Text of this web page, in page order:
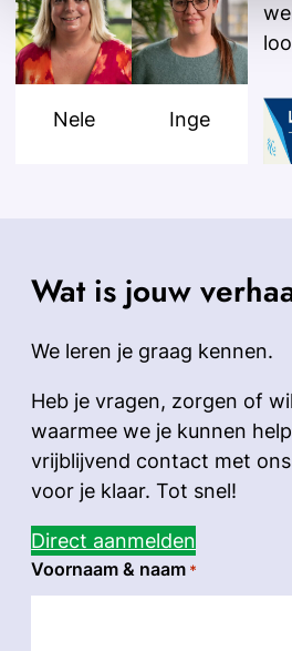
Nele Inge
Wat is jouw
We leren je graag kennen.
Heb je vragen, zorgen of
waarmee we je kunnen
vrijblijvend contact met
voor je klaar. Tot snel!
Direct aanmelden
"
*
Voornaam & naam *